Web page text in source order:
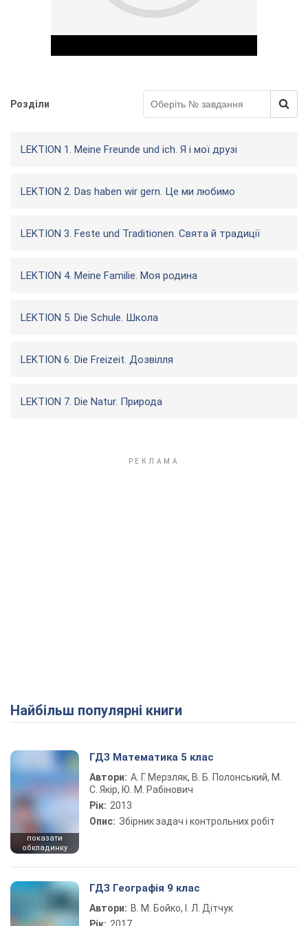
Розділи
LEKTION 1. Meine Freunde und ich. Я і мої друзі
LEKTION 2. Das haben wir gern. Це ми любимо
LEKTION 3. Feste und Traditionen. Свята й традиції
LEKTION 4. Meine Familie. Моя родина
LEKTION 5. Die Schule. Школа
LEKTION 6. Die Freizeit. Дозвілля
LEKTION 7. Die Natur. Природа
Найбільш популярні книги
показати
обкладинку
ГДЗ Математика 5 клас
Автори: А. Г. Мерзляк, В. Б. Полонський, М.
С. Якір, Ю. М. Рабінович
Рік: 2013
Опис: Збірник задач і контрольних робіт
ГДЗ Географія 9 клас
Автори: В. М. Бойко, І. Л. Дітчук